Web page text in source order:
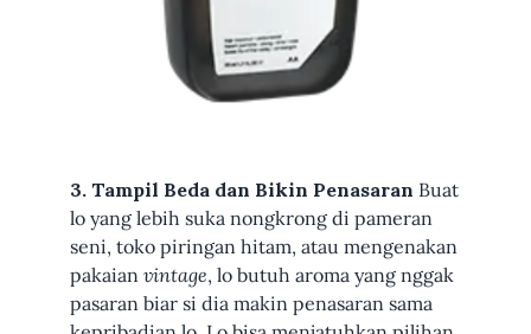
3. Tampil Beda dan Bikin Penasaran Buat
lo yang lebih suka nongkrong di pameran
seni, toko piringan hitam, atau mengenakan
pakaian vintage, lo butuh aroma yang nggak
pasaran biar si dia makin penasaran sama